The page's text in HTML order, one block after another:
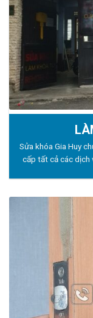
Sửa khóa Gia Huy
cấp tất cả các dịch